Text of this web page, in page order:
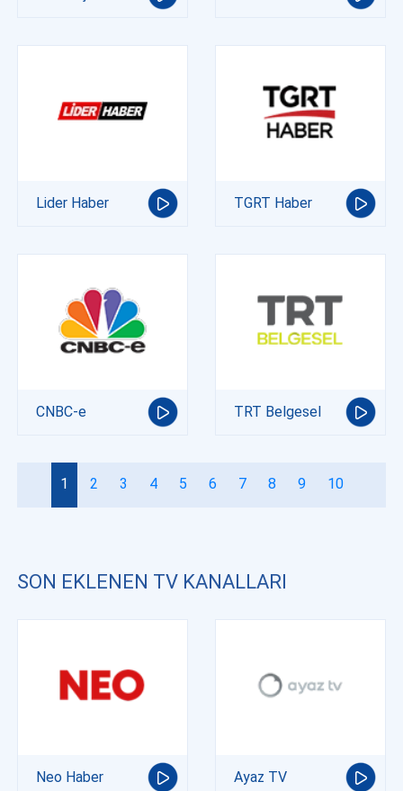
Lider Haber TGRT Haber
CNBC-e TRT Belgesel
1 2 3 4 5 6 7 8 9 10
SON EKLENEN TV KANALLARI
Neo Haber Ayaz TV